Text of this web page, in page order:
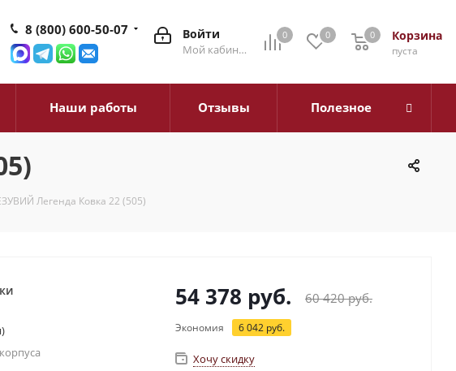
0 0 Корзина
0
пуста
0
Войти
Мой кабинет
8 (800) 600-50-07
Наши работы Отзывы Полезное
Легенда Ковка 22 (505)
54 378 руб. 60 420руб.
Экономия 6 042 руб.
Хочу скидку